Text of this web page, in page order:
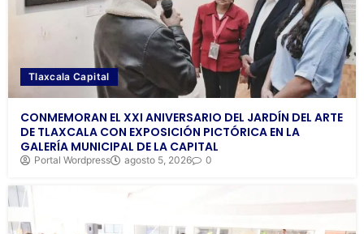
Tlaxcala Capital
CONMEMORAN EL XXI ANIVERSARIO DEL JARDÍN DEL ARTE
DE TLAXCALA CON EXPOSICIÓN PICTÓRICA EN LA
GALERÍA MUNICIPAL DE LA CAPITAL
Portal Wordpress agosto 5, 2026 0